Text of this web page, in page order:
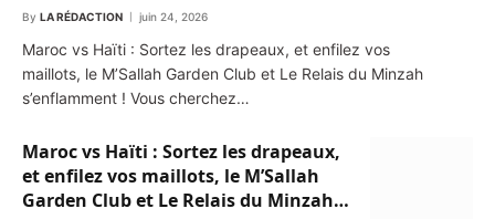
By LA RÉDACTION juin 24, 2026
Maroc vs Haïti : Sortez les drapeaux, et enfilez vos
maillots, le M’Sallah Garden Club et Le Relais du Minzah
s’enflamment ! Vous cherchez…
Maroc vs Haïti : Sortez les drapeaux,
et enfilez vos maillots, le M’Sallah
Garden Club et Le Relais du Minzah